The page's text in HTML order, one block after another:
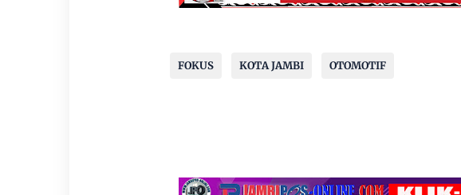
FOKUS KOTA JAMBI OTOMOTIF